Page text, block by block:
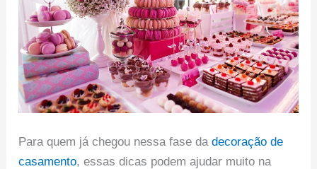
Para quem já chegou nessa fase dadecoração de
casamento, essas dicas podem ajudar muito na